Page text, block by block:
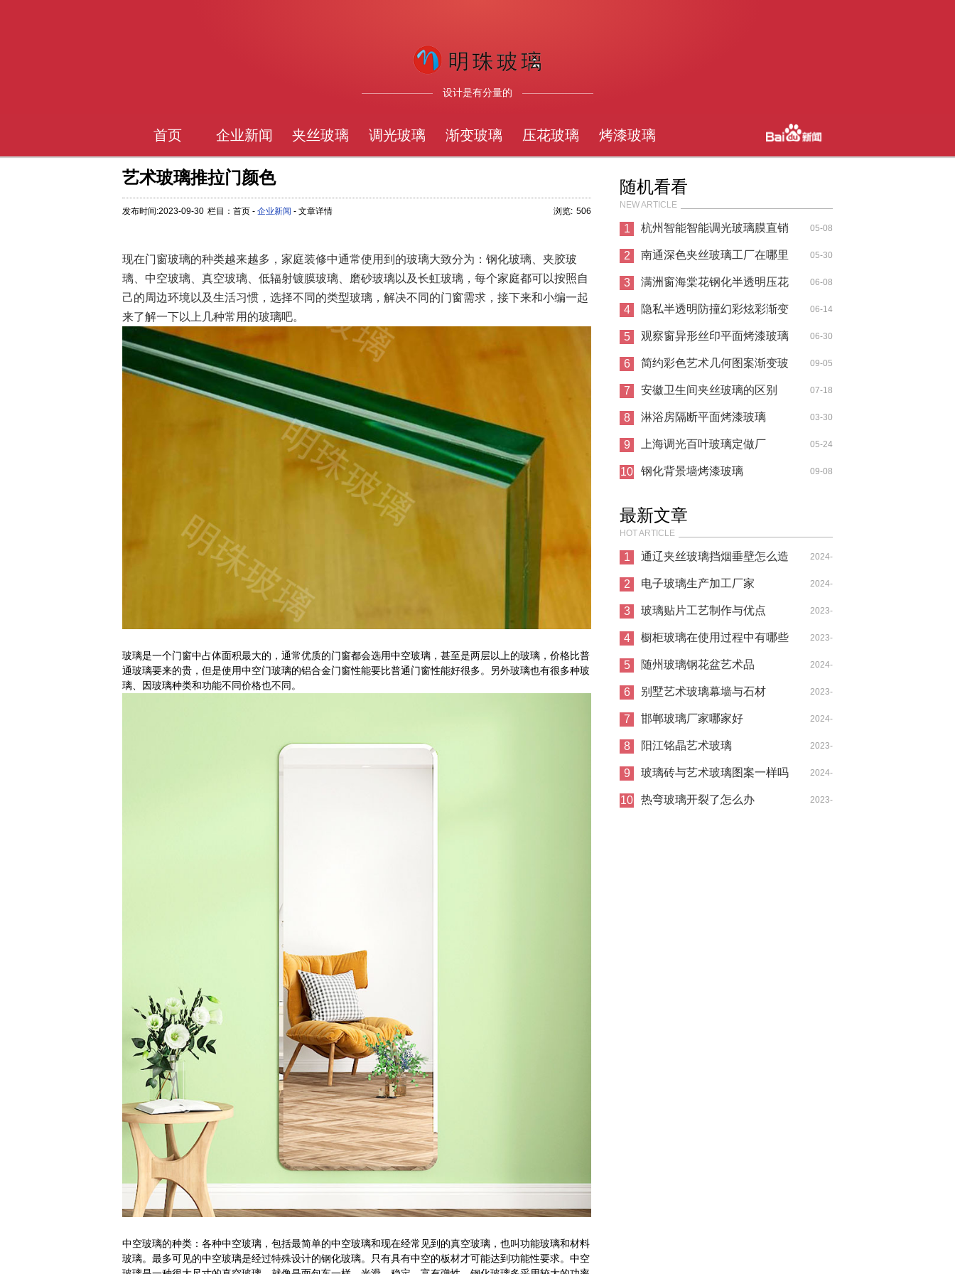
设计是有分量的
首页 企业新闻 夹丝玻璃 调光玻璃 渐变玻璃 压花玻璃 烤漆玻璃
艺术玻璃推拉门颜色
发布时间:2023-09-30 栏目：首页 - 企业新闻 - 文章详情 浏览: 506
现在门窗玻璃的种类越来越多，家庭装修中通常使用到的玻璃大致分为：钢化玻璃、夹胶玻
璃、中空玻璃、真空玻璃、低辐射镀膜玻璃、磨砂玻璃以及长虹玻璃，每个家庭都可以按照自
己的周边环境以及生活习惯，选择不同的类型玻璃，解决不同的门窗需求，接下来和小编一起
来了解一下以上几种常用的玻璃吧。
玻璃是一个门窗中占体面积最大的，通常优质的门窗都会选用中空玻璃，甚至是两层以上的玻璃，价格比普
通玻璃要来的贵，但是使用中空门玻璃的铝合金门窗性能要比普通门窗性能好很多。另外玻璃也有很多种玻
璃、因玻璃种类和功能不同价格也不同。
中空玻璃的种类：各种中空玻璃，包括最简单的中空玻璃和现在经常见到的真空玻璃，也叫功能玻璃和材料
玻璃。最多可见的中空玻璃是经过特殊设计的钢化玻璃。只有具有中空的板材才可能达到功能性要求。中空
随机看看
NEW ARTICLE
1 杭州智能智能调光玻璃膜直销 05-08
2 南通深色夹丝玻璃工厂在哪里 05-30
3 满洲窗海棠花钢化半透明压花
玻璃
06-08
4 隐私半透明防撞幻彩炫彩渐变
玻璃
06-14
5 观察窗异形丝印平面烤漆玻璃 06-30
6 简约彩色艺术几何图案渐变玻
璃
09-05
7 安徽卫生间夹丝玻璃的区别 07-18
8 淋浴房隔断平面烤漆玻璃 03-30
9 上海调光百叶玻璃定做厂 05-24
10 钢化背景墙烤漆玻璃 09-08
最新文章
HOT ARTICLE
1 通辽夹丝玻璃挡烟垂壁怎么造
价
2024-
05-27
2 电子玻璃生产加工厂家 2024-
05-24
3 玻璃贴片工艺制作与优点 2023-
09-05
4 橱柜玻璃在使用过程中有哪些
注意事项?
2023-
10-12
5 随州玻璃钢花盆艺术品 2024-
04-17
6 别墅艺术玻璃幕墙与石材 2023-
09-07
7 邯郸玻璃厂家哪家好 2024-
05-02
8 阳江铭晶艺术玻璃 2023-
09-19
9 玻璃砖与艺术玻璃图案一样吗 2024-
08-08
10 热弯玻璃开裂了怎么办 2023-